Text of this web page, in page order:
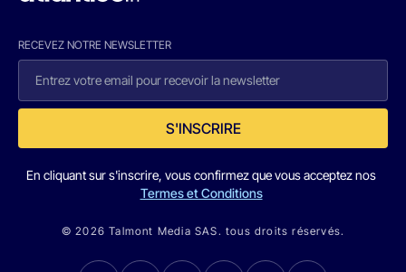
RECEVEZ NOTRE NEWSLETTER
S'INSCRIRE
En cliquant sur s'inscrire, vous confirmez que vous acceptez nos
Termes et Conditions
© 2026 Talmont Media SAS. tous droits réservés.